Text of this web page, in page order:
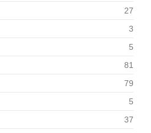
27
3
5
81
79
5
37